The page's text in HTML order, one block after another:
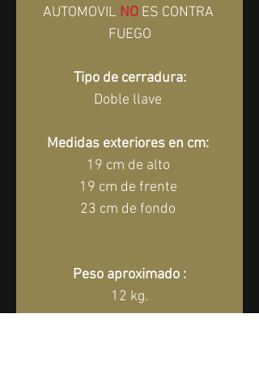
oferta
AUTOMOVIL NO ES CONTRA
FUEGO
Tipo de cerradura:
Doble llave
Medidas exteriores en cm:
19 cm de alto
19 cm de frente
23 cm de fondo
Peso aproximado :
12 kg.